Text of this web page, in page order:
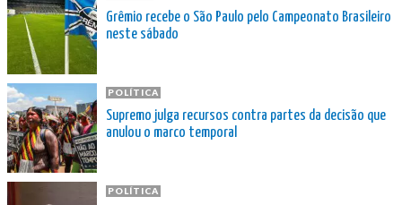
Grêmio recebe o São Paulo pelo Campeonato Brasileiro
neste sábado
POLÍTICA
Supremo julga recursos contra partes da decisão que
anulou o marco temporal
POLÍTICA